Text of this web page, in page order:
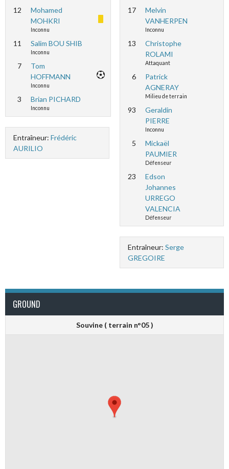
12
Mohamed
MOHKRI
Inconnu
11 Salim BOU SHIB
Inconnu
7
Tom
HOFFMANN
Inconnu
3 Brian PICHARD
Inconnu
Entraîneur: Frédéric
AURILIO
17
Melvin
VANHERPEN
Inconnu
13
Christophe
ROLAMI
Attaquant
6
Patrick
AGNERAY
Milieu de terrain
93
Geraldin
PIERRE
Inconnu
5
Mickaël
PAUMIER
Défenseur
23
Edson
Johannes
URREGO
VALENCIA
Défenseur
Entraîneur: Serge
GREGOIRE
GROUND
Souvine ( terrain n°05 )